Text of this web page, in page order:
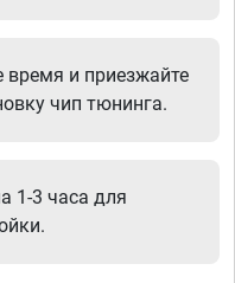
время и приезжайте
чип тюнинга.
1-3 часа для